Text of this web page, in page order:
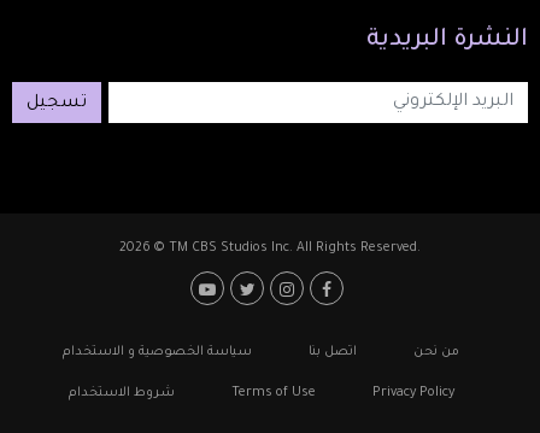
النشرة البريدية
تسجيل
2026 © TM CBS Studios Inc. All Rights Reserved.
Footer: Social Media
Footerمن نحن اتصل بنا سياسة الخصوصية و الاستخدام
Privacy Policy
Terms of Use شروط الاستخدام